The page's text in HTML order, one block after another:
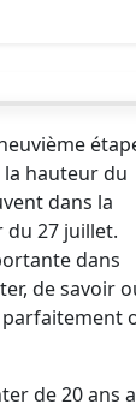
la hauteur du
dans la
27 juillet.
dans
de savoir
parfaitement
de 20 ans a